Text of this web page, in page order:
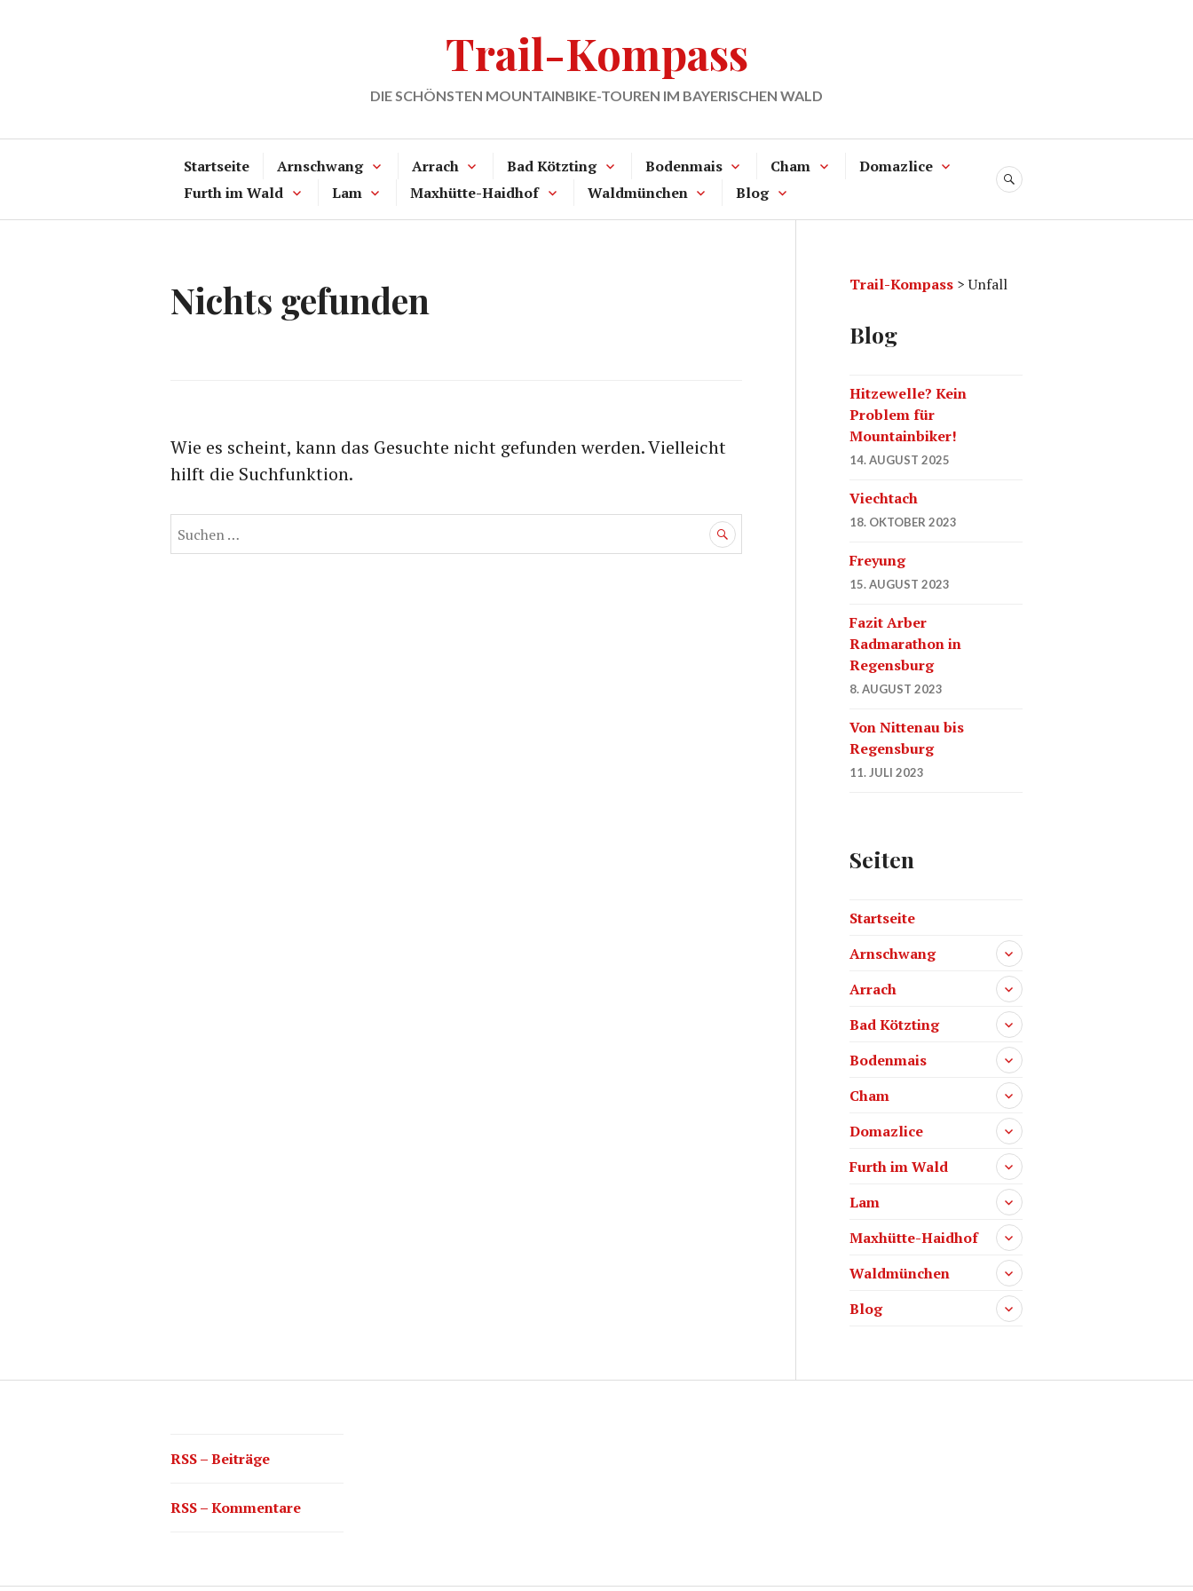
Trail-Kompass
DIE SCHÖNSTEN MOUNTAINBIKE-TOUREN IM BAYERISCHEN WALD
Startseite Arnschwang Arrach Bad Kötzting Bodenmais Cham
Domazlice
Furth im Wald
Lam Maxhütte-Haidhof Waldmünchen Blog
SUCHE
Nichts gefunden
Wie es scheint, kann das Gesuchte nicht gefunden werden. Vielleicht
hilft die Suchfunktion.
Suchen
nach:
Trail-Kompass >Unfall
Blog
Hitzewelle? Kein
Problem für
Mountainbiker!
14. AUGUST 2025
Viechtach
18. OKTOBER 2023
Freyung
15. AUGUST 2023
Fazit Arber
Radmarathon in
Regensburg
8. AUGUST 2023
Von Nittenau bis
Regensburg
11. JULI 2023
Seiten
Startseite
Arnschwang
Arrach
Bad Kötzting
Bodenmais
Cham
Domazlice
Furth im Wald
Lam
Maxhütte-Haidhof
Waldmünchen
Blog
RSS – Beiträge
RSS – Kommentare